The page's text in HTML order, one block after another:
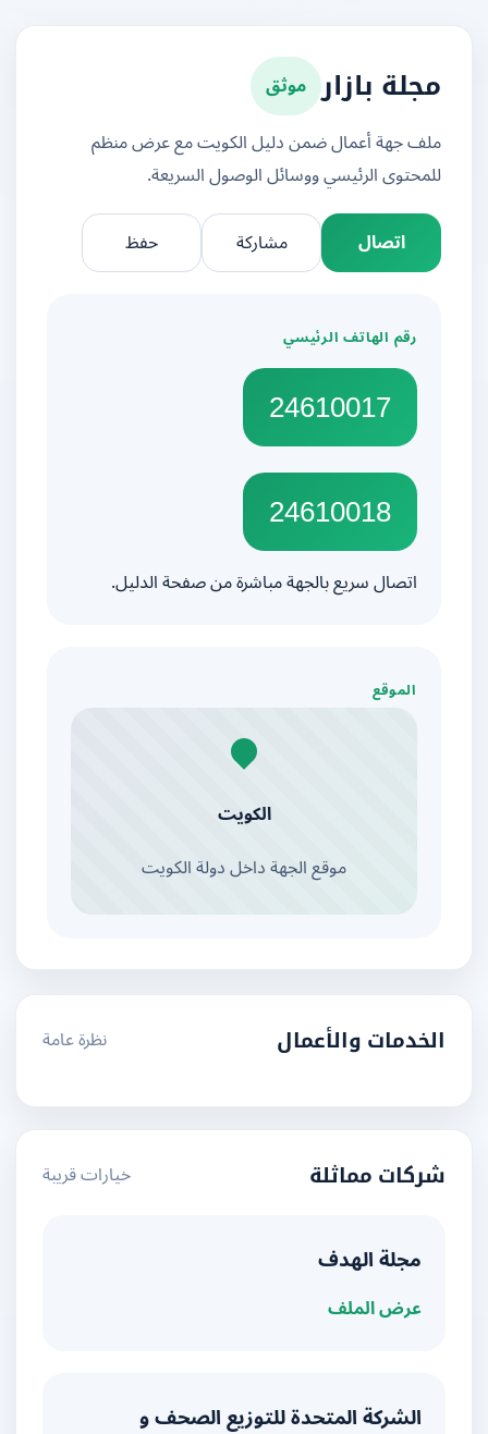
مجلة بازار
موثق
ملف جهة أعمال ضمن دليل الكويت مع عرض منظم
للمحتوى الرئيسي ووسائل الوصول السريعة.
اتصال
مشاركة
رقم الهاتف الرئيسي
24610017
24610018
اتصال سريع بالجهة مباشرة من صفحة الدليل.
الموقع
الكويت
موقع الجهة داخل دولة الكويت
الخدمات والأعمال نظرة عامة
شركات مماثلة خيارات قريبة
مجلة الهدف
عرض الملف
الشركة المتحدة للتوزيع الصحف و